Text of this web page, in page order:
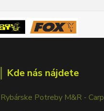
Kde nás nájdete
Rybárske Potreby M&R - Carp